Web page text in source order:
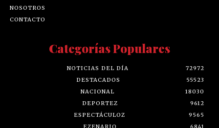
NOSOTROS
CONTACTO
Categorías Populares
NOTICIAS DEL DÍA
72972
DESTACADOS
55523
NACIONAL
18030
DEPORTEZ
9612
ESPECTÁCULOZ
9565
EZENARIO
6841